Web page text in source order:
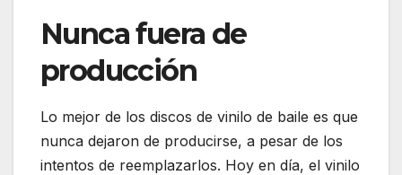
Nunca fuera de
producción
Lo mejor de los discos de vinilo de baile es que
nunca dejaron de producirse, a pesar de los
intentos de reemplazarlos. Hoy en día, el vinilo